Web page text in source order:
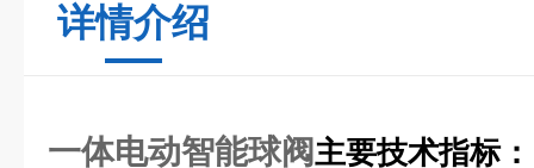
详情介绍
一体电动智能球阀主要技术指标：